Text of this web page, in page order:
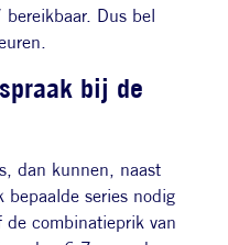
Dus bel
bij de
dan kunnen, naast
bepaalde series nodig
de combinatieprik van